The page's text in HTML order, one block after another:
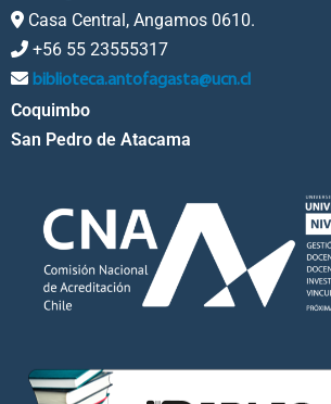
Casa Central, Angamos 0610.
+56 55 23555317
biblioteca.antofagasta@ucn.cl
Coquimbo
San Pedro de Atacama